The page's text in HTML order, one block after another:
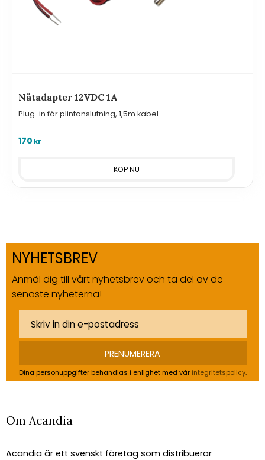
Nätadapter 12VDC 1A
Plug-in för plintanslutning, 1,5m kabel
170 kr
NYHETSBREV
Anmäl dig till vårt nyhetsbrev och ta del av de
senaste nyheterna!
PRENUMERERA
Dina personuppgifter behandlas i enlighet med vår integritetspolicy.
Om Acandia
Acandia är ett svenskt företag som distribuerar